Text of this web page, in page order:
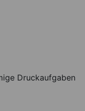
Druckaufgaben